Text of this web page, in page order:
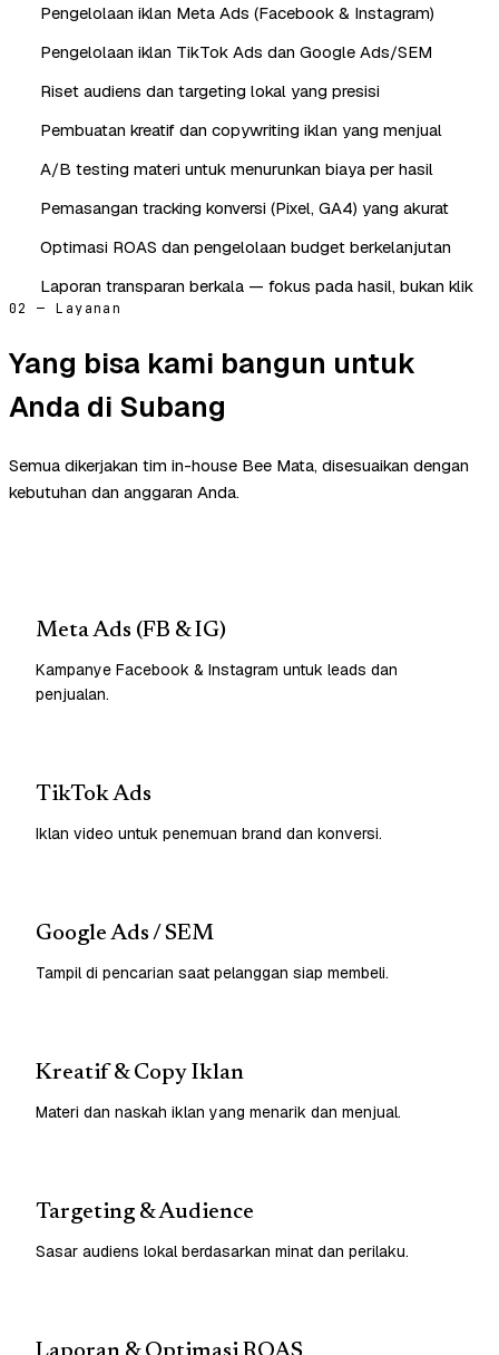
Pengelolaan iklan Meta Ads (Facebook & Instagram)
Pengelolaan iklan TikTok Ads dan Google Ads/SEM
Riset audiens dan targeting lokal yang presisi
Pembuatan kreatif dan copywriting iklan yang menjual
A/B testing materi untuk menurunkan biaya per hasil
Pemasangan tracking konversi (Pixel, GA4) yang akurat
Optimasi ROAS dan pengelolaan budget berkelanjutan
Laporan transparan berkala — fokus pada hasil, bukan klik
02 — Layanan
Yang bisa kami bangun untuk
Anda di Subang
Semua dikerjakan tim in-house Bee Mata, disesuaikan dengan
kebutuhan dan anggaran Anda.
Meta Ads (FB & IG)
Kampanye Facebook & Instagram untuk leads dan
penjualan.
TikTok Ads
Iklan video untuk penemuan brand dan konversi.
Google Ads / SEM
Tampil di pencarian saat pelanggan siap membeli.
Kreatif & Copy Iklan
Materi dan naskah iklan yang menarik dan menjual.
Targeting & Audience
Sasar audiens lokal berdasarkan minat dan perilaku.